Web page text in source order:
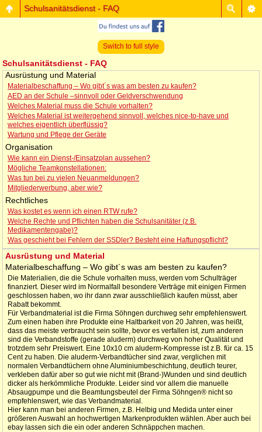
Schulsanitätsdienst - FAQ
Switch to full style
Schulsanitätsdienst - FAQ
Ausrüstung und Material
Materialbeschaffung – Wo gibt´s was am besten zu kaufen?
AED an der Schule –sinnvoll oder Geldverschwendung
Welches Material muss die Schule vorhalten?
Welches Material ist weitergehend sinnvoll, welches nice-to-have und
welches eigentlich überflüssig?
Wartung und Pflege der Geräte
Organisation
Wie kann ein Dienst-/Einsatzplan aussehen?
Mögliche Teamkonstellationen:
Was tun bei zu vielen Neuanmeldungen?
Mitgliederwerbung, aber wie?
Rechtliches
Was kostet es wenn ich einen RTW rufe?
Welche Rechte und Pflichten haben die Schulsanitäter (z.B.
Medikamentengabe)?
Was geschieht bei Fehlern der SSDler? Besteht eine Haftungspflicht?
Ausrüstung und Material
Materialbeschaffung – Wo gibt´s was am besten zu kaufen?
Die Materialien, die die Schule vorhalten muss, werden vom Schulträger
finanziert. Dieser wird im Normalfall besondere Verträge mit einigen Firmen
geschlossen haben, wo ihr dann zwar ausschließlich kaufen müsst, aber
Rabatt bekommt.
Für Verbandmaterial ist die Firma Söhngen durchweg sehr empfehlenswert.
Zum einen haben ihre Produkte eine Haltbarkeit von 20 Jahren, was heißt,
dass das meiste verbraucht sein sollte, bevor es verfallen ist, zum anderen
sind die Verbandstoffe (gerade aluderm) durchweg von hoher Qualität und
trotzdem sehr Preiswert. Eine 10x10 cm aluderm-Kompresse ist z.B. für ca. 15
Cent zu haben. Die aluderm-Verbandtücher sind zwar, verglichen mit
normalen Verbandtüchern ohne Aluminiumbeschichtung, deutlich teurer,
verkleben dafür aber so gut wie nicht mit (Brand-)Wunden und sind deutlich
dicker als herkömmliche Produkte. Leider sind vor allem die manuelle
Absaugpumpe und die Beamtungsbeutel der Firma Söhngen® nicht so
empfehlenswert, wie das Verbandmaterial.
Hier kann man bei anderen Firmen, z.B. Helbig und Medida unter einer
größeren Auswahl an hochwertigen Markenprodukten wählen. Aber auch bei
ebay lassen sich die ein oder anderen Schnäppchen machen.